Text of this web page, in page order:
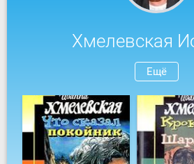
Хмелевская
Ещё